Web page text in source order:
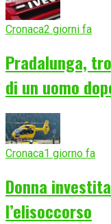
Cronaca2 giorni fa
Pradalunga,
di un uomo
Cronaca1 giorno fa
Donna
l’elisoccorso